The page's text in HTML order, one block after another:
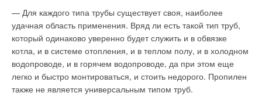
— Для каждого типа трубы существует своя, наиболее
удачная область применения. Вряд ли есть такой тип труб,
который одинаково уверенно будет служить и в обвязке
котла, и в системе отопления, и в теплом полу, и в холодном
водопроводе, и в горячем водопроводе, да при этом еще
легко и быстро монтироваться, и стоить недорого. Пропилен
также не является универсальным типом труб.
расчет в соответствии с интенсивностью расхода и
потерями давления;
балансировка;
предупреждения о превышении давления на
регулировочных вентилях;
вычисление потерь давления и уровня шумов;
исследование уровней шума маршрута;
базы данных изготовителей оборудования;